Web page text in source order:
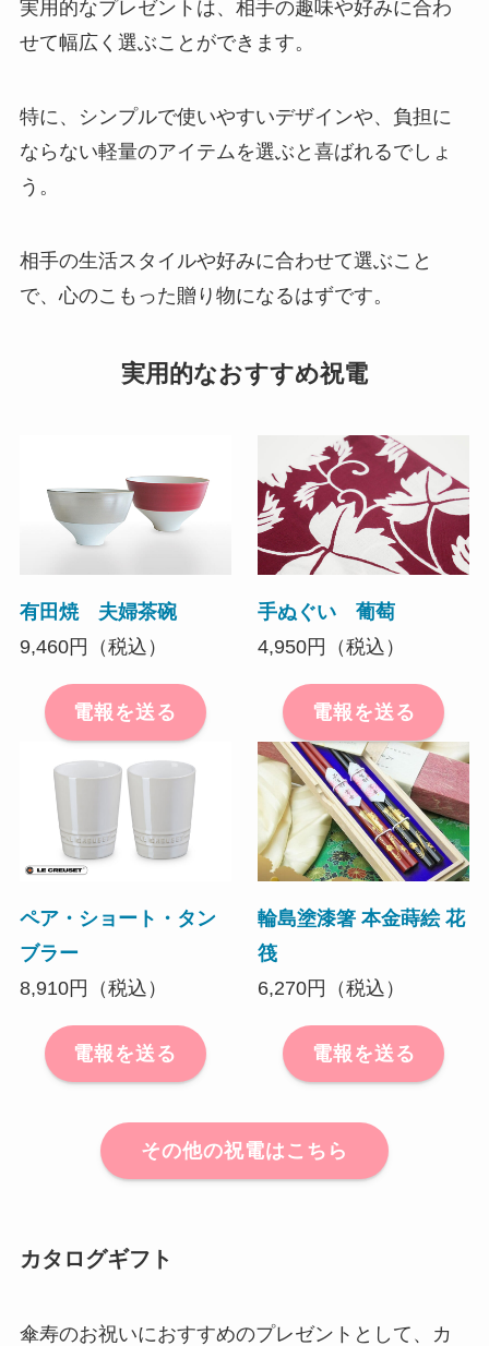
実用的なプレゼントは、相手の趣味や好みに合わ
せて幅広く選ぶことができます。
特に、シンプルで使いやすいデザインや、負担に
ならない軽量のアイテムを選ぶと喜ばれるでしょ
う。
相手の生活スタイルや好みに合わせて選ぶこと
で、心のこもった贈り物になるはずです。
実用的なおすすめ祝電
有田焼 夫婦茶碗
9,460円（税込）
電報を送る
手ぬぐい 葡萄
4,950円（税込）
電報を送る
ペア・ショート・タン
ブラー
8,910円（税込）
電報を送る
輪島塗漆箸 本金蒔絵 花
筏
6,270円（税込）
電報を送る
その他の祝電はこちら
カタログギフト
傘寿のお祝いにおすすめのプレゼントとして、カ